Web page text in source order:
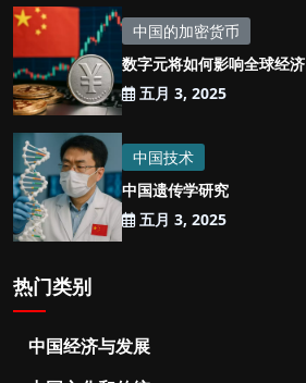
中国的加密货币
数字元将如何影响全球经济
五月 3, 2025
中国技术
中国遗传学研究
五月 3, 2025
热门类别
中国经济与发展